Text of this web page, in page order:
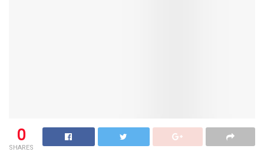
0
SHARES